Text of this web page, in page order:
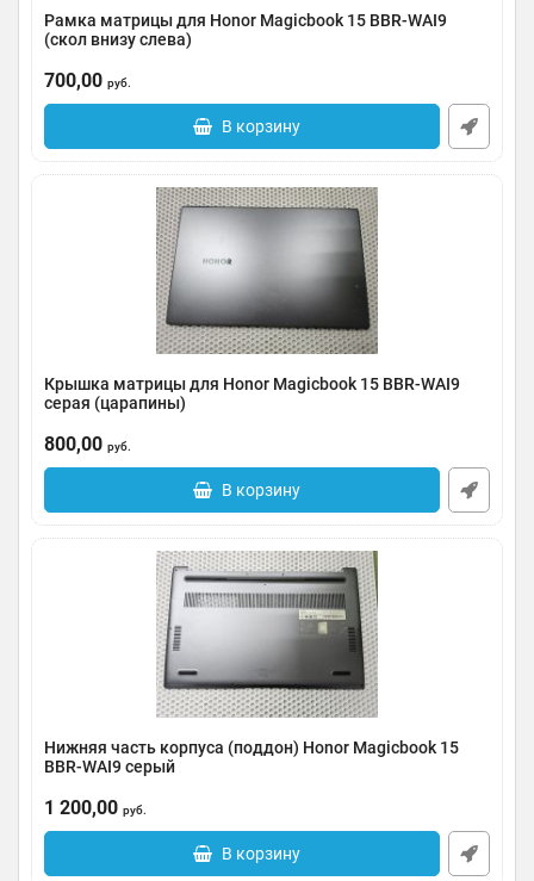
Рамка матрицы для Honor Magicbook 15 BBR-WAI9
(скол внизу слева)
700,00 руб.
В корзину
Крышка матрицы для Honor Magicbook 15 BBR-WAI9
серая (царапины)
800,00 руб.
В корзину
Нижняя часть корпуса (поддон) Honor Magicbook 15
BBR-WAI9 серый
1 200,00 руб.
В корзину